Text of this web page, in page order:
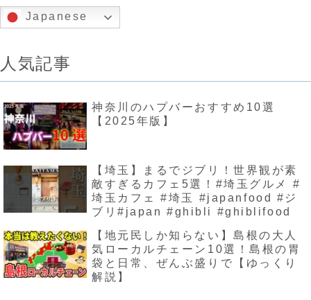
Japanese
人気記事
神奈川のハプバーおすすめ10選
【2025年版】
【埼玉】まるでジブリ！世界観が素
敵すぎるカフェ5選！#埼玉グルメ #
埼玉カフェ #埼玉 #japanfood #ジ
ブリ#japan #ghibli #ghiblifood
【地元民しか知らない】島根の大人
気ローカルチェーン10選！島根の胃
袋と日常、ぜんぶ盛りで【ゆっくり
解説】